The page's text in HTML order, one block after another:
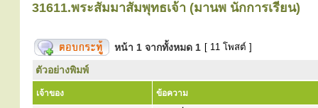
31611.พระสัมมาสัมพุทธเจ้า (มานพ นักการเรียน)
หน้า 1 จากทั้งหมด 1 [ 11 โพสต์ ]
ตัวอย่างพิมพ์
เจ้าของ ข้อความ